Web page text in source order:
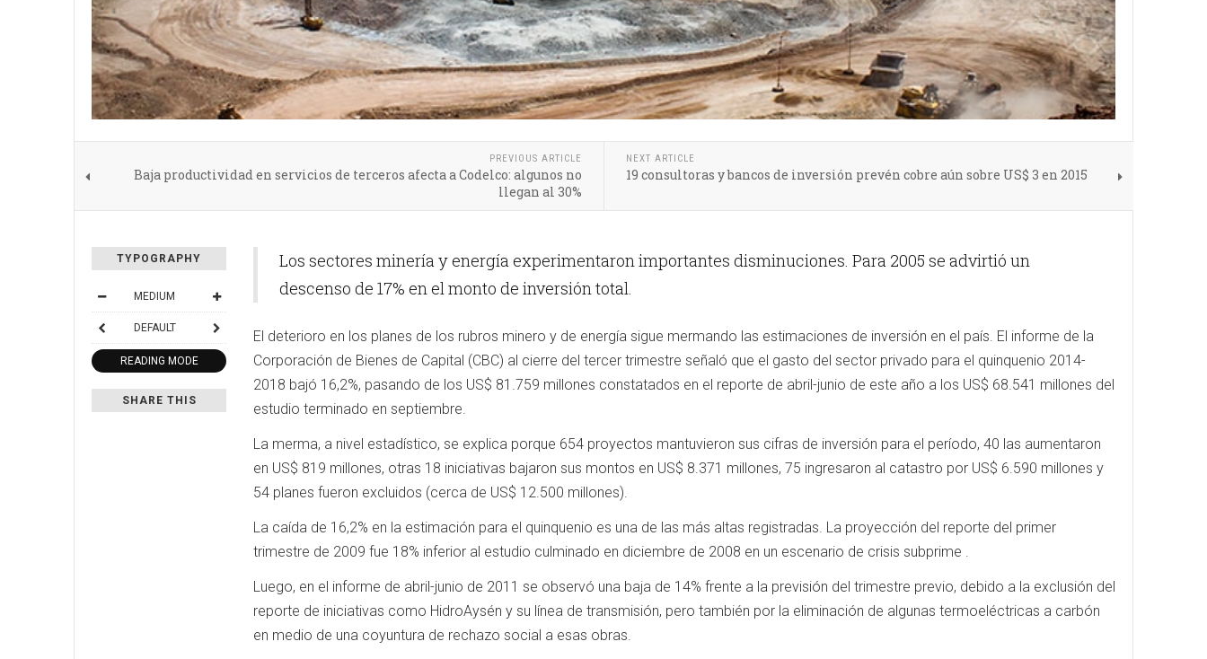
PREVIOUS ARTICLE
Baja productividad en servicios de terceros afecta a Codelco: algunos no
llegan al 30%
NEXT ARTICLE
19 consultoras y bancos de inversión prevén cobre aún sobre US$ 3 en 2015
TYPOGRAPHY
MEDIUM
DEFAULT
READING MODE
SHARE THIS
Los sectores minería y energía experimentaron importantes disminuciones. Para 2005 se advirtió un
descenso de 17% en el monto de inversión total.
El deterioro en los planes de los rubros minero y de energía sigue mermando las estimaciones de inversión en el país. El informe de la
Corporación de Bienes de Capital (CBC) al cierre del tercer trimestre señaló que el gasto del sector privado para el quinquenio 2014-
2018 bajó 16,2%, pasando de los US$ 81.759 millones constatados en el reporte de abril-junio de este año a los US$ 68.541 millones del
estudio terminado en septiembre.
La merma, a nivel estadístico, se explica porque 654 proyectos mantuvieron sus cifras de inversión para el período, 40 las aumentaron
en US$ 819 millones, otras 18 iniciativas bajaron sus montos en US$ 8.371 millones, 75 ingresaron al catastro por US$ 6.590 millones y
54 planes fueron excluidos (cerca de US$ 12.500 millones).
La caída de 16,2% en la estimación para el quinquenio es una de las más altas registradas. La proyección del reporte del primer
trimestre de 2009 fue 18% inferior al estudio culminado en diciembre de 2008 en un escenario de crisis subprime .
Luego, en el informe de abril-junio de 2011 se observó una baja de 14% frente a la previsión del trimestre previo, debido a la exclusión del
reporte de iniciativas como HidroAysén y su línea de transmisión, pero también por la eliminación de algunas termoeléctricas a carbón
en medio de una coyuntura de rechazo social a esas obras.